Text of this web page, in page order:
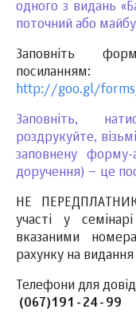
одного з видань
поточний або
Заповніть
посиланням:
http://goo.gl/
Заповніть,
роздрукуйте,
заповнену
доручення) – це
НЕ
участі у
вказаними
рахунку на видання
Телефони для
(067)191-24-99